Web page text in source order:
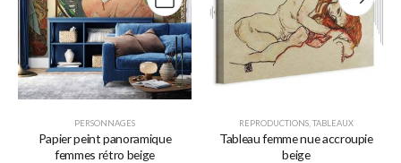
PERSONNAGES
Papier peint panoramique
femmes rétro beige
REPRODUCTIONS TABLEAUX
Tableau femme nue accroupie
beige